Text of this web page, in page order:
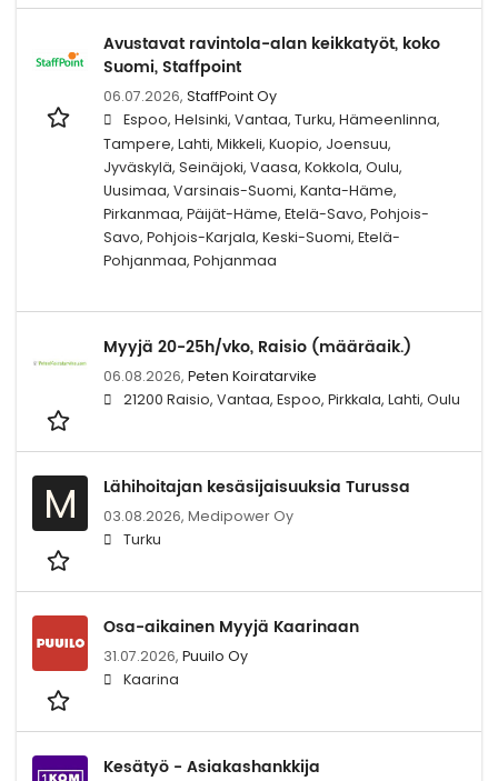
Avustavat ravintola-alan keikkatyöt, koko
Suomi, Staffpoint
06.07.2026, StaffPoint Oy
Espoo, Helsinki, Vantaa, Turku, Hämeenlinna,
Tampere, Lahti, Mikkeli, Kuopio, Joensuu,
Jyväskylä, Seinäjoki, Vaasa, Kokkola, Oulu,
Uusimaa, Varsinais-Suomi, Kanta-Häme,
Pirkanmaa, Päijät-Häme, Etelä-Savo, Pohjois-
Savo, Pohjois-Karjala, Keski-Suomi, Etelä-
Pohjanmaa, Pohjanmaa
Myyjä 20-25h/vko, Raisio (määräaik.)
06.08.2026, Peten Koiratarvike
21200 Raisio, Vantaa, Espoo, Pirkkala, Lahti, Oulu
M Lähihoitajan kesäsijaisuuksia Turussa
03.08.2026, Medipower Oy
Turku
Osa-aikainen Myyjä Kaarinaan
31.07.2026, Puuilo Oy
Kaarina
Kesätyö - Asiakashankkija